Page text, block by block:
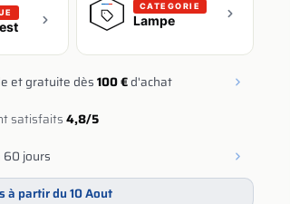
CATEGORIE
Lampe
et gratuite dès100 €d'achat
satisfaits4,8/5
60 jours
à partir du 10 Aout